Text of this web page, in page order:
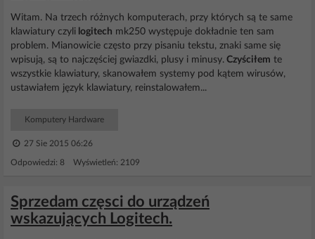
Witam. Na trzech różnych komputerach, przy których są te same
klawiatury czyli logitech mk250 występuje dokładnie ten sam
problem. Mianowicie często przy pisaniu tekstu, znaki same się
wpisują, są to najczęściej gwiazdki, plusy i minusy. Czyściłem te
wszystkie klawiatury, skanowałem systemy pod kątem wirusów,
ustawiałem język klawiatury, reinstalowałem...
Komputery Hardware
27 Sie 2015 06:26
Odpowiedzi: 8 Wyświetleń: 2109
Sprzedam częsci do urządzeń
wskazujących Logitech.